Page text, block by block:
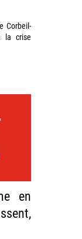
Corbeil-
la crise
en